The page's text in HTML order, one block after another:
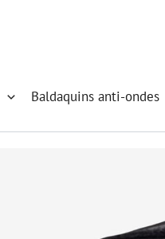
Baldaquins anti-ondes